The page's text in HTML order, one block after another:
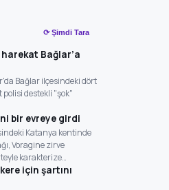
⟳ Şimdi Tara
harekat Bağlar’a
Bağlar ilçesindeki dört
destekli "şok"
bir evreye girdi
Katanya kentinde
Voragine zirve
karakterize…
için şartını